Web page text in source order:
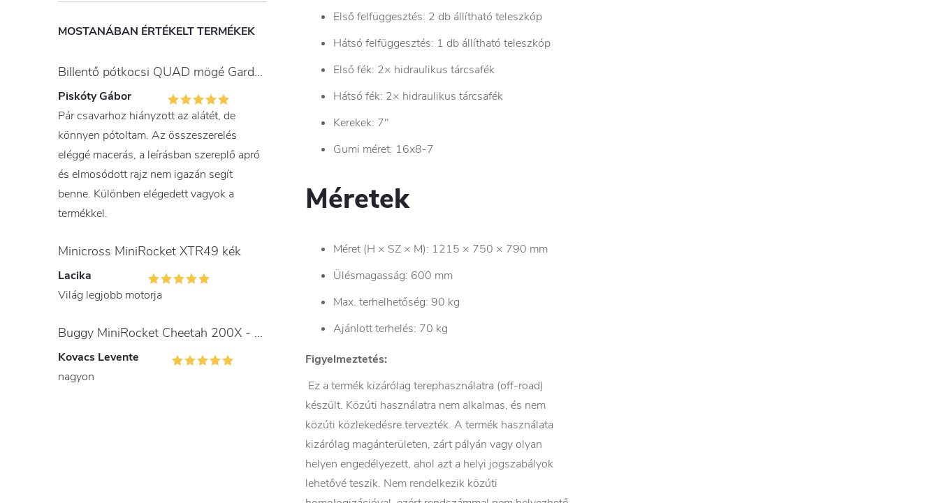
MOSTANÁBAN ÉRTÉKELT TERMÉKEK
Billentő pótkocsi QUAD mögé Gardner
Piskóty Gábor
Pár csavarhoz hiányzott az alátét, de
könnyen pótoltam. Az összeszerelés
eléggé macerás, a leírásban szereplő apró
és elmosódott rajz nem igazán segít
benne. Különben elégedett vagyok a
termékkel.
Minicross MiniRocket XTR49 kék
Lacika
Világ legjobb motorja
Buggy MiniRocket Cheetah 200X - gyerekeknek és felnőtteknek
Kovacs Levente
nagyon
Első felfüggesztés: 2 db állítható teleszkóp
Hátsó felfüggesztés: 1 db állítható teleszkóp
Első fék: 2× hidraulikus tárcsafék
Hátsó fék: 2× hidraulikus tárcsafék
Kerekek: 7"
Gumi méret: 16x8-7
Méretek
Méret (H × SZ × M): 1215 × 750 × 790 mm
Ülésmagasság: 600 mm
Max. terhelhetőség: 90 kg
Ajánlott terhelés: 70 kg
Figyelmeztetés:
Ez a termék kizárólag terephasználatra (off-road)
készült. Közúti használatra nem alkalmas, és nem
közúti közlekedésre tervezték. A termék használata
kizárólag magánterületen, zárt pályán vagy olyan
helyen engedélyezett, ahol azt a helyi jogszabályok
lehetővé teszik. Nem rendelkezik közúti